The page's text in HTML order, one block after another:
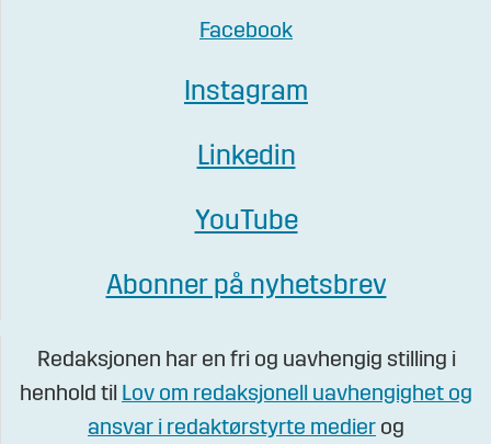
Facebook
Instagram
Linkedin
YouTube
Abonner på nyhetsbrev
Redaksjonen har en fri og uavhengig stilling i
henhold til Lov om redaksjonell uavhengighet og
ansvar i redaktørstyrte medier og